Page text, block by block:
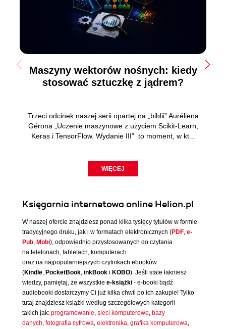
Maszyny wektorów nośnych: kiedy
stosować sztuczkę z jądrem?
Trzeci odcinek naszej serii opartej na „biblii” Auréliena
Gérona „Uczenie maszynowe z użyciem Scikit-Learn,
Keras i TensorFlow. Wydanie III” to moment, w kt...
WIĘCEJ
Księgarnia internetowa online Helion.pl
W naszej ofercie znajdziesz ponad kilka tysięcy tytułów w formie
tradycyjnego druku, jak i w formatach elektronicznych (PDF, e-
Pub, Mobi), odpowiednio przystosowanych do czytania
na telefonach, tabletach, komputerach
oraz na najpopularniejszych czytnikach ebooków
(Kindle, PocketBook, inkBook i KOBO). Jeśli stale łakniesz
wiedzy, pamiętaj, że wszystkie e-książki - e-booki bądź
audiobooki dostarczymy Ci już kilka chwil po ich zakupie! Tylko
tutaj znajdziesz książki według szczegółowych kategorii
takich jak: programowanie, sieci komputerowe, bazy
danych, fotografia cyfrowa, elektronika, grafika komputerowa,